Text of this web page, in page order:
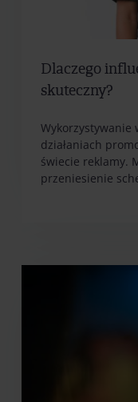
Dlaczego
skuteczny?
Wykorzystywanie
działaniach
świecie reklamy.
przeniesienie